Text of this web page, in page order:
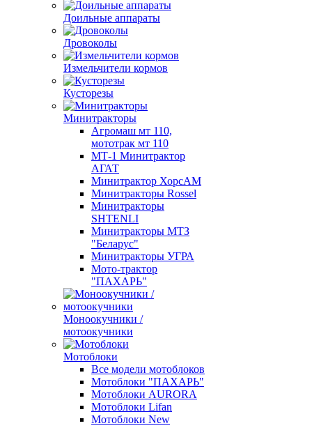
Доильные аппараты
Дровоколы
Измельчители кормов
Кусторезы
Минитракторы
Агромаш мт 110,
мототрак мт 110
МТ-1 Минитрактор
АГАТ
Минитрактор ХорсАМ
Минитракторы Rossel
Минитракторы
SHTENLI
Минитракторы МТЗ
"Беларус"
Минитракторы УГРА
Мото-трактор
"ПАХАРЬ"
Моноокучники /
мотоокучники
Мотоблоки
Все модели мотоблоков
Мотоблоки "ПАХАРЬ"
Мотоблоки AURORA
Мотоблоки Lifan
Мотоблоки New